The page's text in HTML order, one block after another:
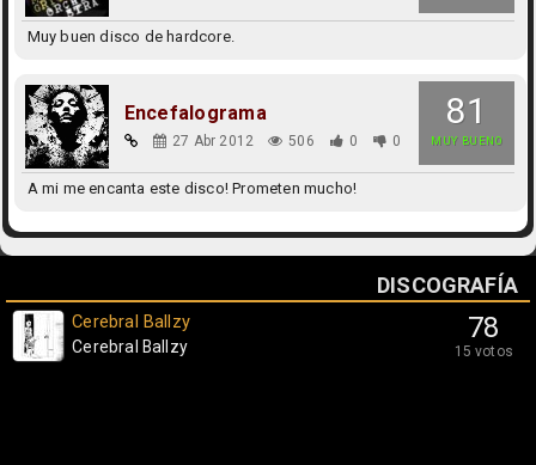
Muy buen disco de hardcore.
81
MUY BUENO
Encefalograma
27 Abr 2012 506 0 0
A mi me encanta este disco! Prometen mucho!
DISCOGRAFÍA
78
15 votos
Cerebral Ballzy
Cerebral Ballzy